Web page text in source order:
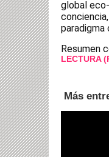
global
paradigma
Resumen
LECTURA
Más